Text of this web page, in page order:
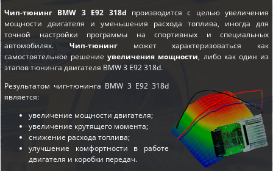
Чип-тюнинг BMW 3 E92 318d производится с целью увеличения
мощности двигателя и уменьшения расхода топлива, иногда для
точной настройки программы на спортивных и специальных
автомобилях. Чип-тюнингможет характеризоваться как
самостоятельное решениеувеличения мощности, либо как один из
этаповтюнинга двигателя BMW 3 E92 318d.
Результатом чип-тюнинга BMW 3 E92 318d
является:
увеличение мощности двигателя;
увеличение крутящего момента;
снижение расхода топлива;
улучшение комфортности в работе
двигателя и коробки передач.